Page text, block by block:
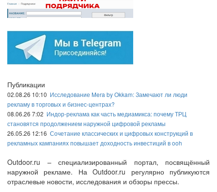
Публикации
02.08.26 10:10 Исследование Mera by Okkam: Замечают ли люди
рекламу в торговых и бизнес-центрах?
08.06.26 7:02 Индор-реклама как часть медиамикса: почему ТРЦ
становятся продолжением наружной цифровой рекламы
26.05.26 12:16 Сочетание классических и цифровых конструкций в
рекламных кампаниях повышает доходность инвестиций в ooh
Outdoor.ru – специализированный портал, посвящённый
наружной рекламе. На Outdoor.ru регулярно публикуются
отраслевые новости, исследования и обзоры прессы.